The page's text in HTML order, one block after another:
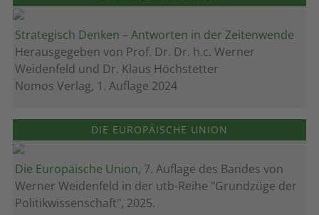
Strategisch Denken – Antworten in der Zeitenwende
Herausgegeben von Prof. Dr. Dr. h.c. Werner
Weidenfeld und Dr. Klaus Höchstetter
Nomos Verlag, 1. Auflage 2024
DIE EUROPÄISCHE UNION
Die Europäische Union, 7. Auflage des Bandes von
Werner Weidenfeld in der utb-Reihe "Grundzüge der
Politikwissenschaft", 2025.